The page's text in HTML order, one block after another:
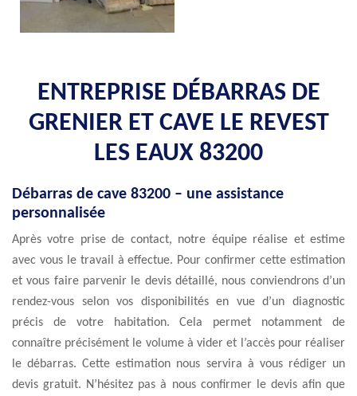
ENTREPRISE DÉBARRAS DE
GRENIER ET CAVE LE REVEST
LES EAUX 83200
Débarras de cave 83200 – une assistance
personnalisée
Après votre prise de contact, notre équipe réalise et estime
avec vous le travail à effectue. Pour confirmer cette estimation
et vous faire parvenir le devis détaillé, nous conviendrons d’un
rendez-vous selon vos disponibilités en vue d’un diagnostic
précis de votre habitation. Cela permet notamment de
connaître précisément le volume à vider et l’accès pour réaliser
le débarras. Cette estimation nous servira à vous rédiger un
devis gratuit. N’hésitez pas à nous confirmer le devis afin que